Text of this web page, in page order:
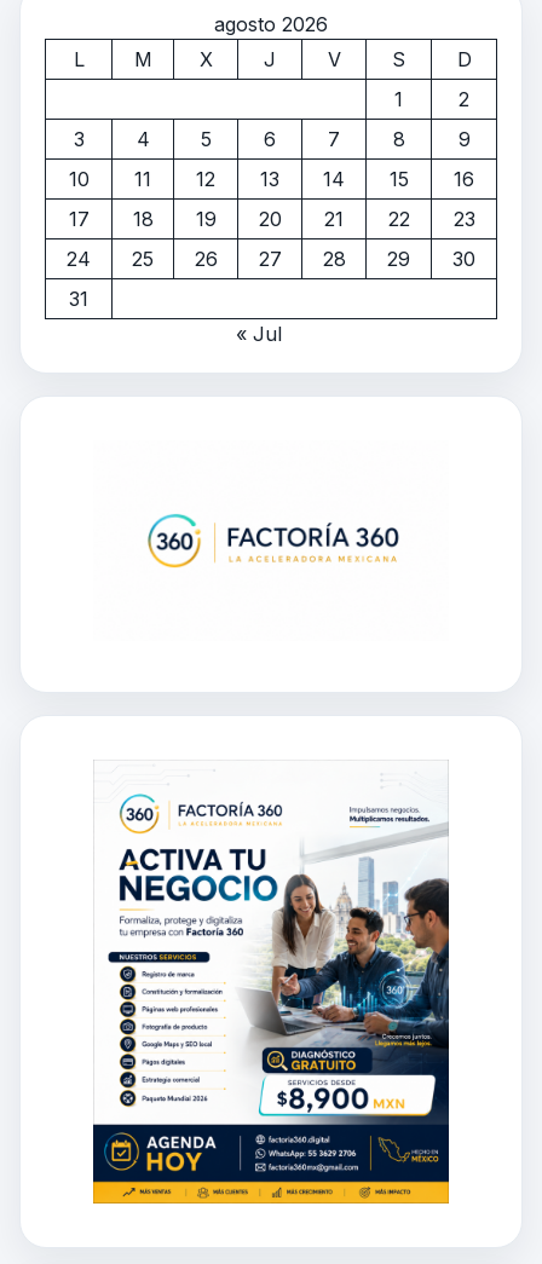
agosto 2026
L
M X J V S
D
1
2
3
4 5 6 7 8
9
10
11 12 13 14 15
16
17
18 19 20 21 22
23
24
25 26 27 28 29
30
31
« Jul